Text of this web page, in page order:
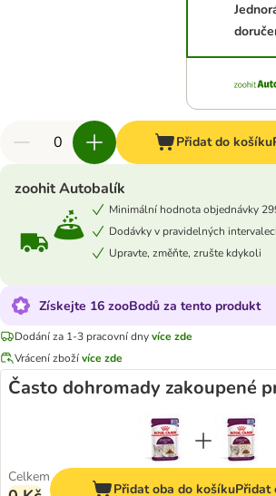
Přidat do košíku
zoohit Autobalík
Minimální hodnota objednávky
Dodávky v pravidelných
Upravte, změňte, zrušte kdykoli
Získejte 16 zooBodů za tento produkt
Dodání za 1-3 pracovní dnyvíce zde
Vrácení zbožívíce zde
Často dohromady zakoupené
Celkem
Přidat oba do košíkuPřidat